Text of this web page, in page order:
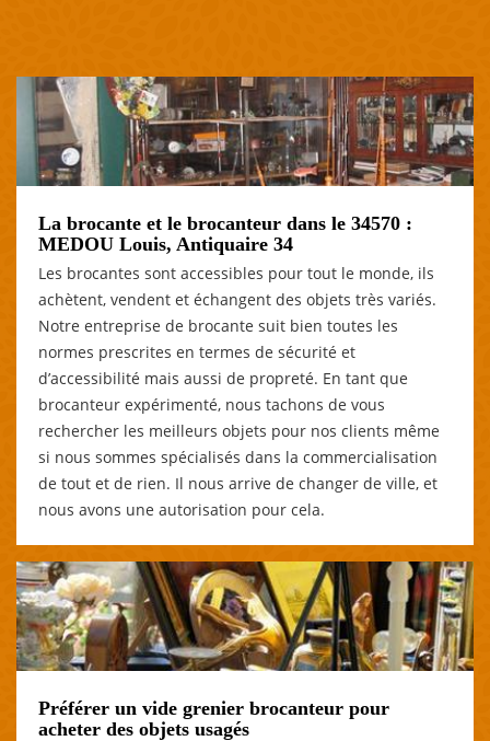
La brocante et le brocanteur dans le 34570 :
MEDOU Louis, Antiquaire 34
Les brocantes sont accessibles pour tout le monde, ils
achètent, vendent et échangent des objets très variés.
Notre entreprise de brocante suit bien toutes les
normes prescrites en termes de sécurité et
d’accessibilité mais aussi de propreté. En tant que
brocanteur expérimenté, nous tachons de vous
rechercher les meilleurs objets pour nos clients même
si nous sommes spécialisés dans la commercialisation
de tout et de rien. Il nous arrive de changer de ville, et
nous avons une autorisation pour cela.
Préférer un vide grenier brocanteur pour
acheter des objets usagés